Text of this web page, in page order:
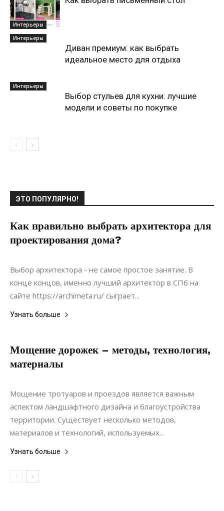
Интерьеры
Интерьеры
Диван премиум: как выбрать
идеальное место для отдыха
Интерьеры
Выбор стульев для кухни: лучшие
модели и советы по покупке
ЭТО ПОПУЛЯРНО!
Как правильно выбрать архитектора для
проектирования дома?
06.09.2021
Выбор архитектора - не самое простое занятие. В
конце концов, именно лучший архитектор в СПб на
сайте https://archimeta.ru/ сыграет...
Узнать больше
Мощение дорожек – методы, технология,
материалы
22.05.2022
Мощение тротуаров и проездов является важным
аспектом ландшафтного дизайна и благоустройства
территории. Существует несколько методов,
материалов и технологий, используемых...
Узнать больше